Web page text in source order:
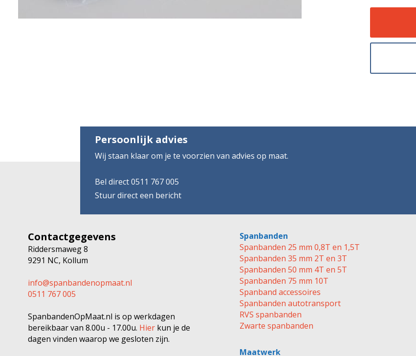
Persoonlijk advies
Wij staan klaar om je te voorzien van advies op maat.
Bel direct 0511 767 005
Stuur direct een bericht
Contactgegevens
Riddersmaweg 8
9291 NC, Kollum
info@spanbandenopmaat.nl
0511 767 005
SpanbandenOpMaat.nl is op werkdagen
bereikbaar van 8.00u - 17.00u. Hier kun je de
dagen vinden waarop we gesloten zijn.
Spanbanden
Spanbanden 25 mm 0,8T en 1,5T
Spanbanden 35 mm 2T en 3T
Spanbanden 50 mm 4T en 5T
Spanbanden 75 mm 10T
Spanband accessoires
Spanbanden autotransport
RVS spanbanden
Zwarte spanbanden
Maatwerk